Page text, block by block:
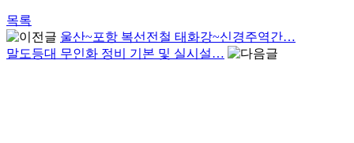
목록
울산~포항 복선전철 태화강~신경주역간…
말도등대 무인화 정비 기본 및 실시설…